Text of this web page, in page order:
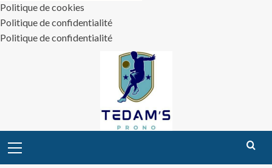
Politique de cookies
Politique de confidentialité
Politique de confidentialité
Menu